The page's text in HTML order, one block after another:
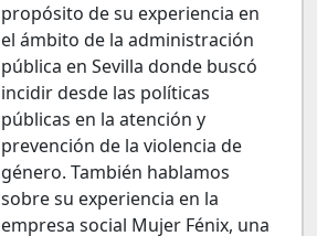
propósito de su experiencia en
el ámbito de la administración
pública en Sevilla donde buscó
incidir desde las políticas
públicas en la atención y
prevención de la violencia de
género. También hablamos
sobre su experiencia en la
empresa social Mujer Fénix, una